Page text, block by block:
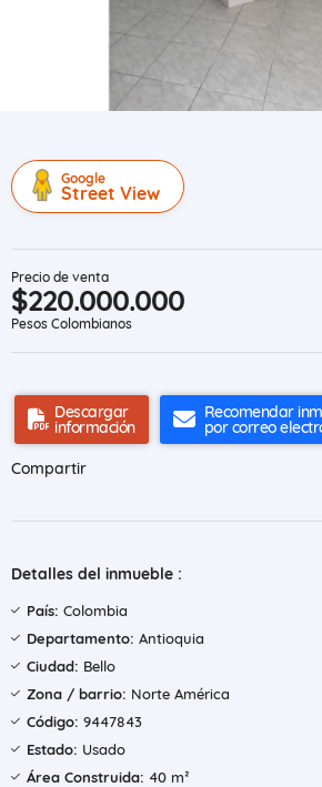
Google
Street View
Precio de venta
$220.000.000
Pesos Colombianos
Descargar
información
Recomendar
por correo
Compartir
Detalles del inmueble :
País: Colombia
Departamento: Antioquia
Ciudad: Bello
Zona / barrio: Norte América
Código: 9447843
Estado: Usado
Área Construida: 40 m²